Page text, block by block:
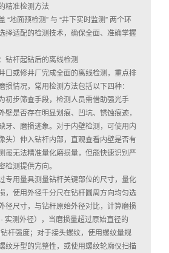
精准检测方法
“地面预检测” 与 “井下实时监测” 两个环
择适配的检测技术，确保全面、准确掌握
钻杆起钻后的离线检测
口或修井厂完成全面的离线检测，重点排
损情况，常用检测方法包括以下四种：
初步筛查手段，检测人员需借助强光手
壁是否存在明显划痕、凹坑、锈蚀痕迹，
牙、磨损迹象。对于内壁检测，可使用内
头）伸入钻杆内部，直观查看内壁是否有
虽无法精准量化磨损量，但能快速识别严
测提供方向。
专用量具测量钻杆关键部位的尺寸，量化
，使用外径千分尺在钻杆圆周方向均匀选
径尺寸，与钻杆原始外径对比，计算磨损
实测外径），当磨损量超过原始直径的
杆强度；对于接头螺纹，使用螺纹量规
纹牙型的完整性，或使用螺纹轮廓仪扫描